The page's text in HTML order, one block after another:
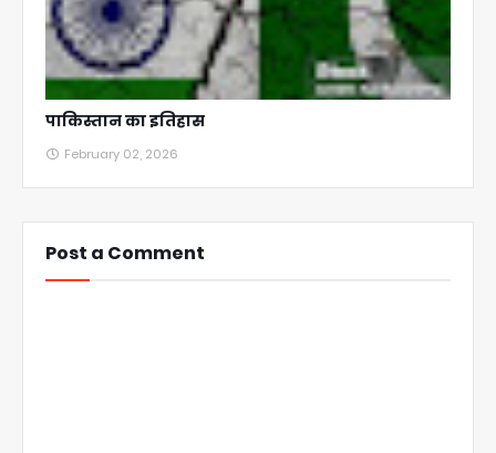
पाकिस्तान का इतिहास
February 02, 2026
Post a Comment